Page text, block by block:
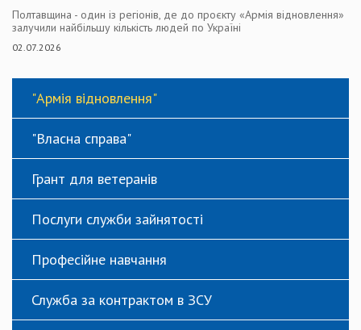
Полтавщина - один із регіонів, де до проєкту «Армія відновлення»
залучили найбільшу кількість людей по Україні
02.07.2026
"Армія відновлення"
"Власна справа"
Грант для ветеранів
Послуги служби зайнятості
Професійне навчання
Служба за контрактом в ЗСУ